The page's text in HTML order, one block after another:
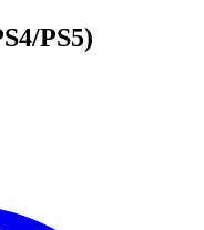
PS5)